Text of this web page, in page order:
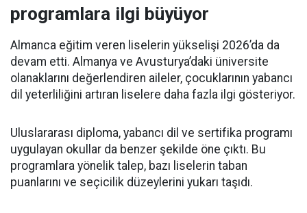
programlara ilgi büyüyor
Almanca eğitim veren liselerin yükselişi 2026’da da
devam etti. Almanya ve Avusturya’daki üniversite
olanaklarını değerlendiren aileler, çocuklarının yabancı
dil yeterliliğini artıran liselere daha fazla ilgi gösteriyor.
Uluslararası diploma, yabancı dil ve sertifika programı
uygulayan okullar da benzer şekilde öne çıktı. Bu
programlara yönelik talep, bazı liselerin taban
puanlarını ve seçicilik düzeylerini yukarı taşıdı.